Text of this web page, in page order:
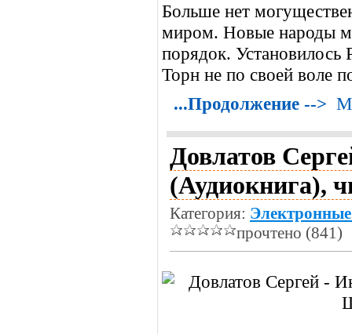
Больше нет
миром. Новые народы
порядок. Установилось
Торн не по своей воле
...Продолжение -->
Довлатов
(Аудиокнига),
Категория:
прочтено (841)